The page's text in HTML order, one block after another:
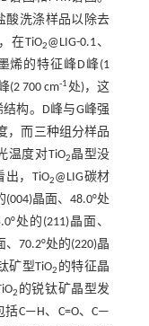
酸洗涤样品以除去
在TiO2@LIG-0.1、
烯的特征峰D峰(1
(2 700 cm-1 处)，这
构。D峰与G峰强
，而三种组分样品
温度对TiO2晶型没
出，TiO2@LIG碳材
晶面、48.0°处
处的(211)晶面、
、70.2°处的(220)晶
矿型TiO2 的特征晶
2 的锐钛矿晶型发
C—H、C=O、C—